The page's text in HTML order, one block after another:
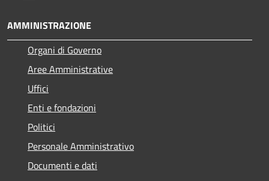
AMMINISTRAZIONE
Organi di Governo
Aree Amministrative
Uffici
Enti e fondazioni
Politici
Personale Amministrativo
Documenti e dati